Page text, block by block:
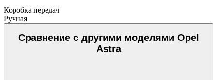
Коробка передач
Ручная
Сравнение с другими моделями Opel
Astra